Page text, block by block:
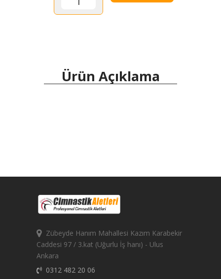
Ürün Açıklama
Zübeyde Hanım Mahallesi Kazım Karabekir
Caddesi 97 / 3.kat (Uğurlu İş hanı) - Ulus
Ankara
0312 482 20 06